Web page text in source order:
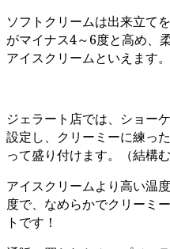
ソフトクリームは出来立て
がマイナス4～6度と高め、
アイスクリームといえます。
ジェラート店では、ショー
設定し、クリーミーに練っ
って盛り付けます。（結構
アイスクリームより高い温
度で、なめらかでクリーミ
トです！